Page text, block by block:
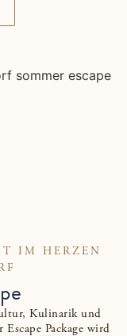
IM HERZEN
Kulinarik und
Package wird